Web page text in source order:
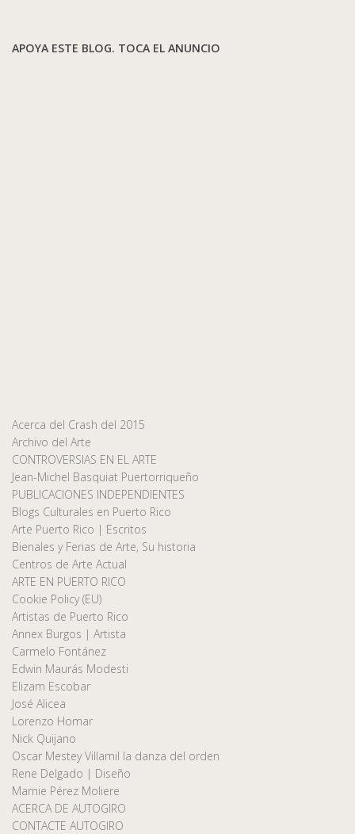
APOYA ESTE BLOG. TOCA EL ANUNCIO
Acerca del Crash del 2015
Archivo del Arte
CONTROVERSIAS EN EL ARTE
Jean-Michel Basquiat Puertorriqueño
PUBLICACIONES INDEPENDIENTES
Blogs Culturales en Puerto Rico
Arte Puerto Rico | Escritos
Bienales y Ferias de Arte, Su historia
Centros de Arte Actual
ARTE EN PUERTO RICO
Cookie Policy (EU)
Artistas de Puerto Rico
Annex Burgos | Artista
Carmelo Fontánez
Edwin Maurás Modesti
Elizam Escobar
José Alicea
Lorenzo Homar
Nick Quijano
Oscar Mestey Villamil la danza del orden
Rene Delgado | Diseño
Marnie Pérez Moliere
ACERCA DE AUTOGIRO
CONTACTE AUTOGIRO